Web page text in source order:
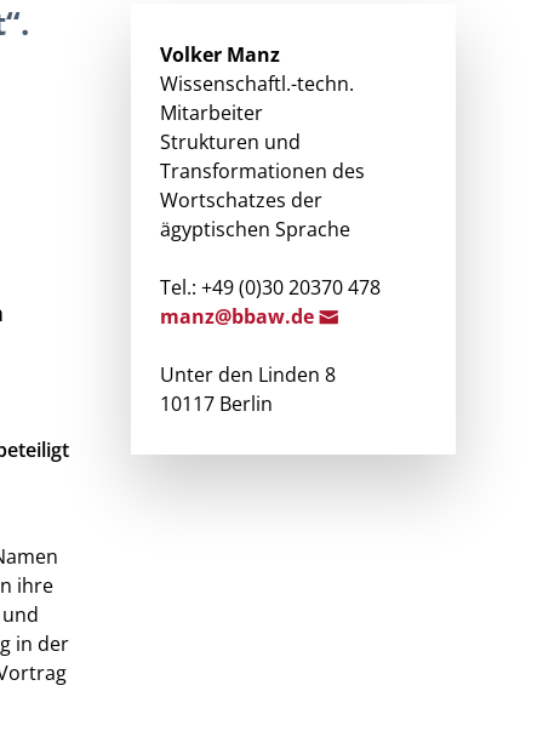
ihre
in der
Volker Manz
Wissenschaftl.-techn.
Mitarbeiter
Strukturen und
Transformationen des
Wortschatzes der
ägyptischen Sprache
Tel.: +49 (0)30 20370 478
manz@bbaw.de
Unter den Linden 8
10117 Berlin